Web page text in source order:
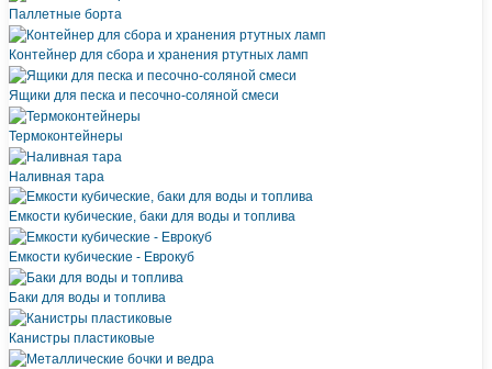
Паллетные борта
Контейнер для сбора и хранения ртутных ламп
Ящики для песка и песочно-соляной смеси
Термоконтейнеры
Наливная тара
Емкости кубические, баки для воды и топлива
Емкости кубические - Еврокуб
Баки для воды и топлива
Канистры пластиковые